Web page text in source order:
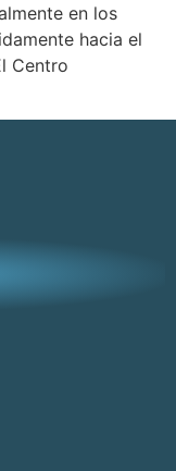
en los
hacia el
Centro